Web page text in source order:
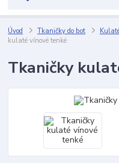
Úvod Tkaničky do bot
kulaté vínové tenké
Tkaničky